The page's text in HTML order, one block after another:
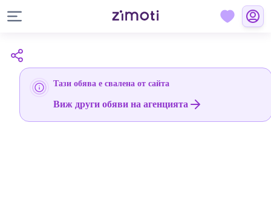
Тази обява е свалена от сайта
Виж други обяви на агенцията